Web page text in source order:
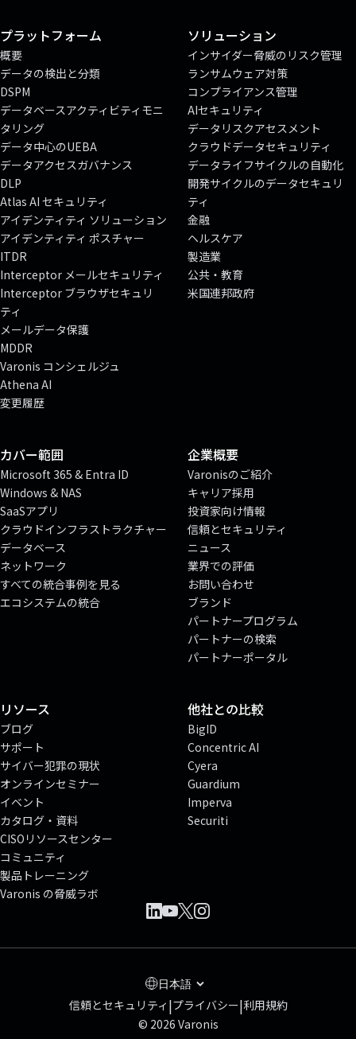
プラットフォーム
概要
データの検出と分類
DSPM
データベースアクティビティモニ
タリング
データ中心のUEBA
データアクセスガバナンス
DLP
Atlas AI セキュリティ
アイデンティティ ソリューション
アイデンティティ ポスチャー
ITDR
Interceptor メールセキュリティ
Interceptor ブラウザセキュリ
ティ
メールデータ保護
MDDR
Varonis コンシェルジュ
Athena AI
変更履歴
ソリューション
インサイダー脅威のリスク管理
ランサムウェア対策
コンプライアンス管理
AIセキュリティ
データリスクアセスメント
クラウドデータセキュリティ
データライフサイクルの自動化
開発サイクルのデータセキュリ
ティ
金融
ヘルスケア
製造業
公共・教育
米国連邦政府
カバー範囲
Microsoft 365 & Entra ID
Windows & NAS
SaaSアプリ
クラウドインフラストラクチャー
データベース
ネットワーク
すべての統合事例を見る
エコシステムの統合
企業概要
Varonisのご紹介
キャリア採用
投資家向け情報
信頼とセキュリティ
ニュース
業界での評価
お問い合わせ
ブランド
パートナープログラム
パートナーの検索
パートナーポータル
リソース
ブログ
サポート
サイバー犯罪の現状
オンラインセミナー
イベント
カタログ・資料
CISOリソースセンター
コミュニティ
製品トレーニング
Varonis の脅威ラボ
他社との比較
BigID
Concentric AI
Cyera
Guardium
Imperva
Securiti
日本語
信頼とセキュリティ |プライバシー|利用規約
© 2026 Varonis